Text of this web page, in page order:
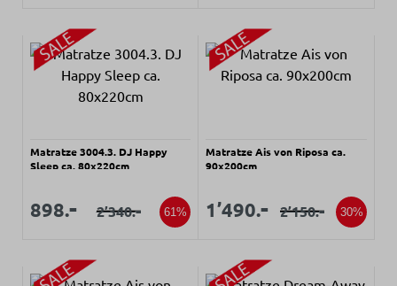
Matratze 3004.3. DJ Happy
Sleep ca. 80x220cm
Verkaufspreis:
Verkaufspreis:
898.- Regulärer Preis:
2’340.- 61%
Matratze Ais von Riposa ca.
90x200cm
Verkaufspreis:
Verkaufspreis:
1’490.- Regulärer Preis:
2’150.- 30%